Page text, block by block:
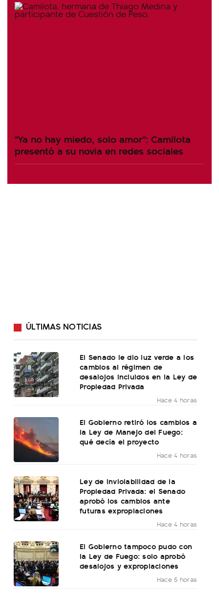
"Ya no hay miedo, solo amor": Camilota
presentó a su novia en redes sociales
ÚLTIMAS NOTICIAS
El Senado le dio luz verde a los
cambios al régimen de
desalojos incluidos en la Ley de
Propiedad Privada
Hace 4 horas
El Gobierno retiró los cambios a
la Ley de Manejo del Fuego:
qué decía el proyecto
Hace 4 horas
Ley de Inviolabilidad de la
Propiedad Privada: el Senado
aprobó los cambios ante
futuras expropiaciones
Hace 4 horas
El Gobierno tampoco pudo con
la Ley de Fuego: solo aprobó
desalojos y expropiaciones
Hace 5 horas